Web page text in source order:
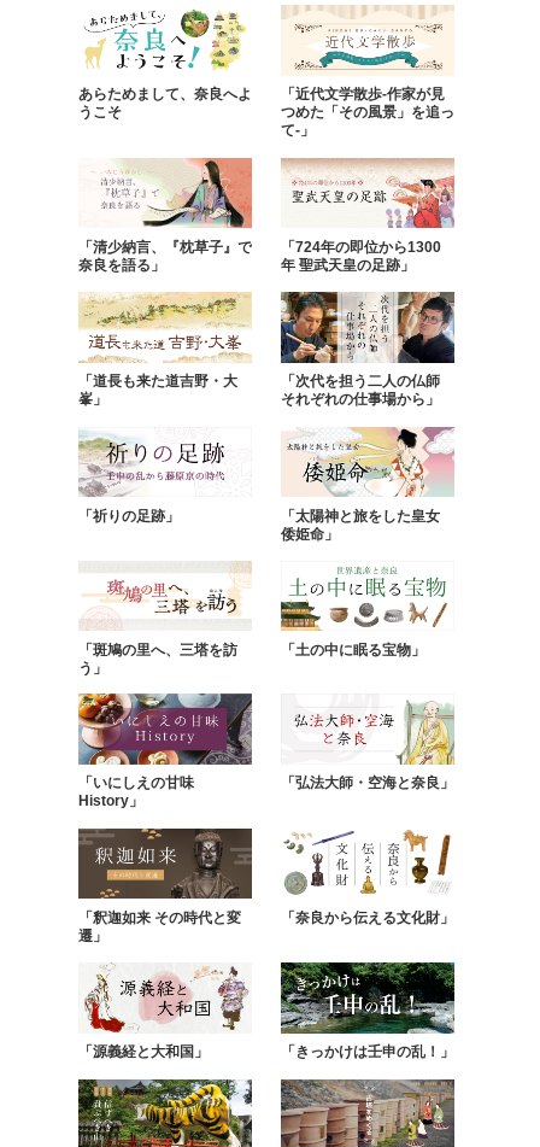
あらためまして、奈良へよ
うこそ
「近代文学散歩-作家が見
つめた「その風景」を追っ
て-」
「清少納言、『枕草子』で
奈良を語る」
「724年の即位から1300
年 聖武天皇の足跡」
「道長も来た道吉野・大
峯」
「次代を担う二人の仏師
それぞれの仕事場から」
「祈りの足跡」
「太陽神と旅をした皇女
倭姫命」
「斑鳩の里へ、三塔を訪
う」
「土の中に眠る宝物」
「いにしえの甘味
History」
「弘法大師・空海と奈良」
「釈迦如来 その時代と変
遷」
「奈良から伝える文化財」
「源義経と大和国」 「きっかけは壬申の乱！」